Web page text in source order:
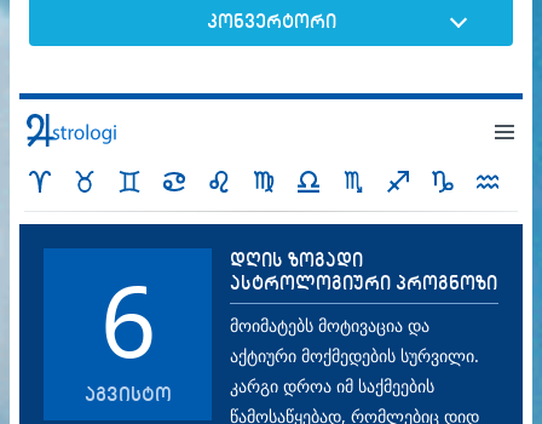
კონვერტორი
6
აგვისტო
დღის ზოგადი
ასტროლოგიური პროგნოზი
მოიმატებს მოტივაცია და
აქტიური მოქმედების სურვილი.
კარგი დროა იმ საქმეების
წამოსაწყებად, რომლებიც დიდ